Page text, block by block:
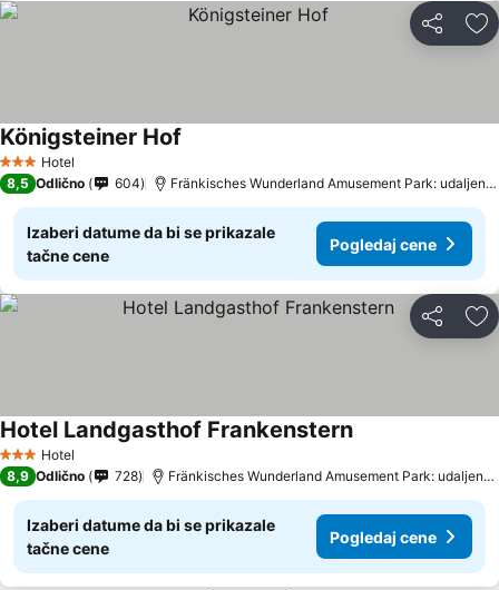
Deli
3 Zvezdice
Hotel
Königsteiner Hof
8,5 Odlično 604 Fränkisches Wunderland Amusement Park: udaljenost 13.1 km
Izaberi datume da bi se prikazale
tačne cene
Pogledaj cene
Deli
3 Zvezdice
Hotel
Hotel Landgasthof Frankenstern
8,9 Odlično 728 Fränkisches Wunderland Amusement Park: udaljenost 16.8 km
Izaberi datume da bi se prikazale
tačne cene
Pogledaj cene